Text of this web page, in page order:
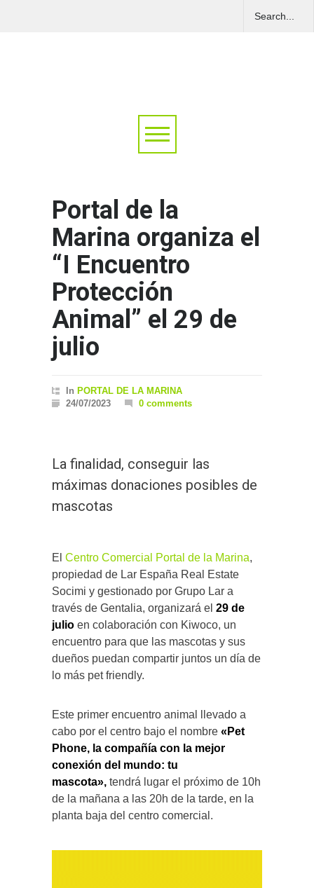
Portal de la
Marina organiza el
“I Encuentro
Protección
Animal” el 29 de
julio
In PORTAL DE LA MARINA
24/07/2023
0 comments
La finalidad, conseguir las
máximas donaciones posibles de
mascotas
El Centro Comercial Portal de la Marina,
propiedad de Lar España Real Estate
Socimi y gestionado por Grupo Lar a
través de Gentalia, organizará el 29 de
julio en colaboración con Kiwoco, un
encuentro para que las mascotas y sus
dueños puedan compartir juntos un día de
lo más pet friendly.
Este primer encuentro animal llevado a
cabo por el centro bajo el nombre «Pet
Phone, la compañía con la mejor
conexión del mundo: tu
mascota», tendrá lugar el próximo de 10h
de la mañana a las 20h de la tarde, en la
planta baja del centro comercial.